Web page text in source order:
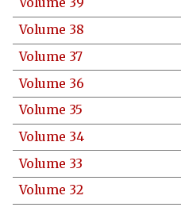
Volume 39
Volume 38
Volume 37
Volume 36
Volume 35
Volume 34
Volume 33
Volume 32